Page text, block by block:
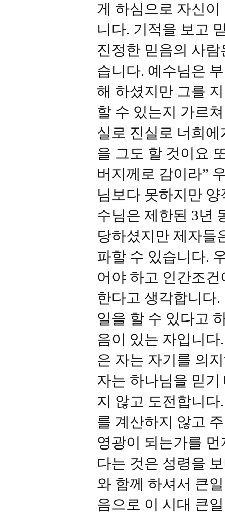
게 하심으로 자신
니다. 기적을 보고
진정한 믿음의 사
습니다. 예수님은
해 하셨지만 그를
할 수 있는지 가르
실로 진실로 너희
을 그도 할 것이요
버지께로 감이라”
님보다 못하지만
수님은 제한된 3년
당하셨지만 제자들
파할 수 있습니다.
어야 하고 인간조
한다고 생각합니다
일을 할 수 있다고
음이 있는 자입니
은 자는 자기를 의
자는 하나님을 믿
지 않고 도전합니
를 계산하지 않고
영광이 되는가를
다는 것은 성령을
와 함께 하셔서 큰
음으로 이 시대 큰